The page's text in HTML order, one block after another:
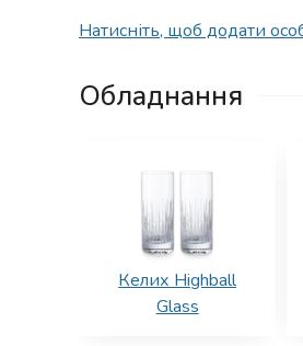
Натисніть, щоб додати
Обладнання
Келих Highball
Glass